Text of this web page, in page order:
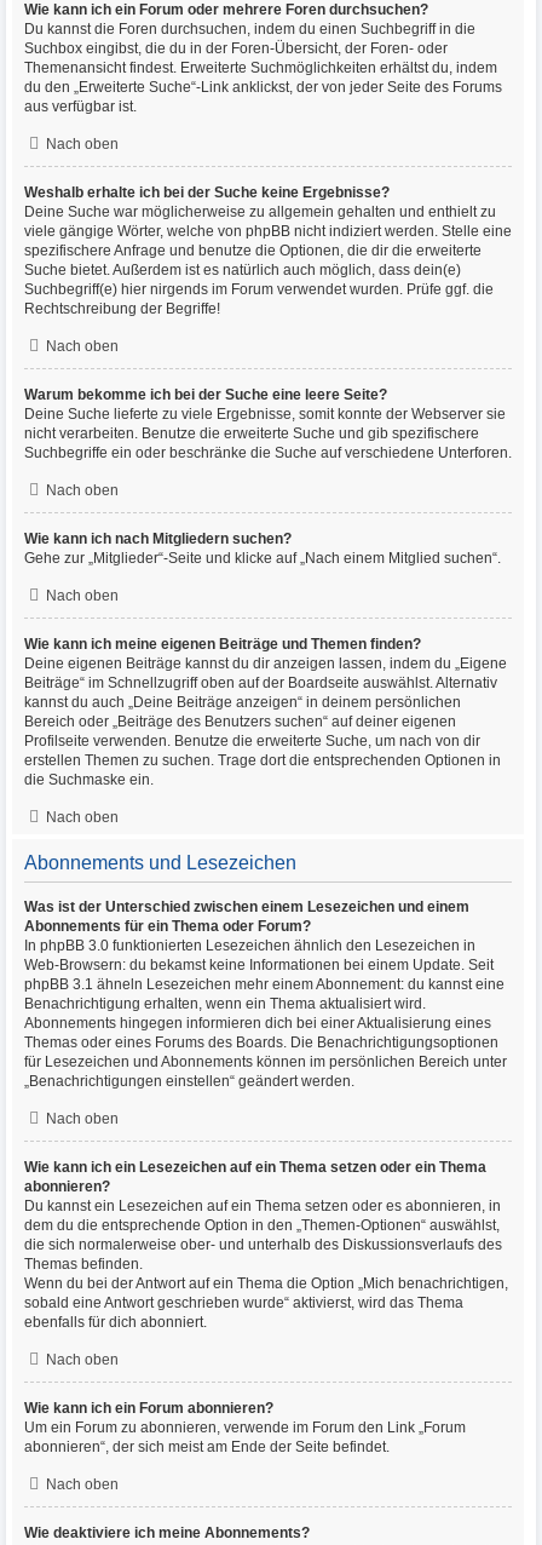
Wie kann ich ein Forum oder mehrere Foren durchsuchen?
Du kannst die Foren durchsuchen, indem du einen Suchbegriff in die
Suchbox eingibst, die du in der Foren-Übersicht, der Foren- oder
Themenansicht findest. Erweiterte Suchmöglichkeiten erhältst du, indem
du den „Erweiterte Suche“-Link anklickst, der von jeder Seite des Forums
aus verfügbar ist.
Nach oben
Weshalb erhalte ich bei der Suche keine Ergebnisse?
Deine Suche war möglicherweise zu allgemein gehalten und enthielt zu
viele gängige Wörter, welche von phpBB nicht indiziert werden. Stelle eine
spezifischere Anfrage und benutze die Optionen, die dir die erweiterte
Suche bietet. Außerdem ist es natürlich auch möglich, dass dein(e)
Suchbegriff(e) hier nirgends im Forum verwendet wurden. Prüfe ggf. die
Rechtschreibung der Begriffe!
Nach oben
Warum bekomme ich bei der Suche eine leere Seite?
Deine Suche lieferte zu viele Ergebnisse, somit konnte der Webserver sie
nicht verarbeiten. Benutze die erweiterte Suche und gib spezifischere
Suchbegriffe ein oder beschränke die Suche auf verschiedene Unterforen.
Nach oben
Wie kann ich nach Mitgliedern suchen?
Gehe zur „Mitglieder“-Seite und klicke auf „Nach einem Mitglied suchen“.
Nach oben
Wie kann ich meine eigenen Beiträge und Themen finden?
Deine eigenen Beiträge kannst du dir anzeigen lassen, indem du „Eigene
Beiträge“ im Schnellzugriff oben auf der Boardseite auswählst. Alternativ
kannst du auch „Deine Beiträge anzeigen“ in deinem persönlichen
Bereich oder „Beiträge des Benutzers suchen“ auf deiner eigenen
Profilseite verwenden. Benutze die erweiterte Suche, um nach von dir
erstellen Themen zu suchen. Trage dort die entsprechenden Optionen in
die Suchmaske ein.
Nach oben
Abonnements und Lesezeichen
Was ist der Unterschied zwischen einem Lesezeichen und einem
Abonnements für ein Thema oder Forum?
In phpBB 3.0 funktionierten Lesezeichen ähnlich den Lesezeichen in
Web-Browsern: du bekamst keine Informationen bei einem Update. Seit
phpBB 3.1 ähneln Lesezeichen mehr einem Abonnement: du kannst eine
Benachrichtigung erhalten, wenn ein Thema aktualisiert wird.
Abonnements hingegen informieren dich bei einer Aktualisierung eines
Themas oder eines Forums des Boards. Die Benachrichtigungsoptionen
für Lesezeichen und Abonnements können im persönlichen Bereich unter
„Benachrichtigungen einstellen“ geändert werden.
Nach oben
Wie kann ich ein Lesezeichen auf ein Thema setzen oder ein Thema
abonnieren?
Du kannst ein Lesezeichen auf ein Thema setzen oder es abonnieren, in
dem du die entsprechende Option in den „Themen-Optionen“ auswählst,
die sich normalerweise ober- und unterhalb des Diskussionsverlaufs des
Themas befinden.
Wenn du bei der Antwort auf ein Thema die Option „Mich benachrichtigen,
sobald eine Antwort geschrieben wurde“ aktivierst, wird das Thema
ebenfalls für dich abonniert.
Nach oben
Wie kann ich ein Forum abonnieren?
Um ein Forum zu abonnieren, verwende im Forum den Link „Forum
abonnieren“, der sich meist am Ende der Seite befindet.
Nach oben
Wie deaktiviere ich meine Abonnements?